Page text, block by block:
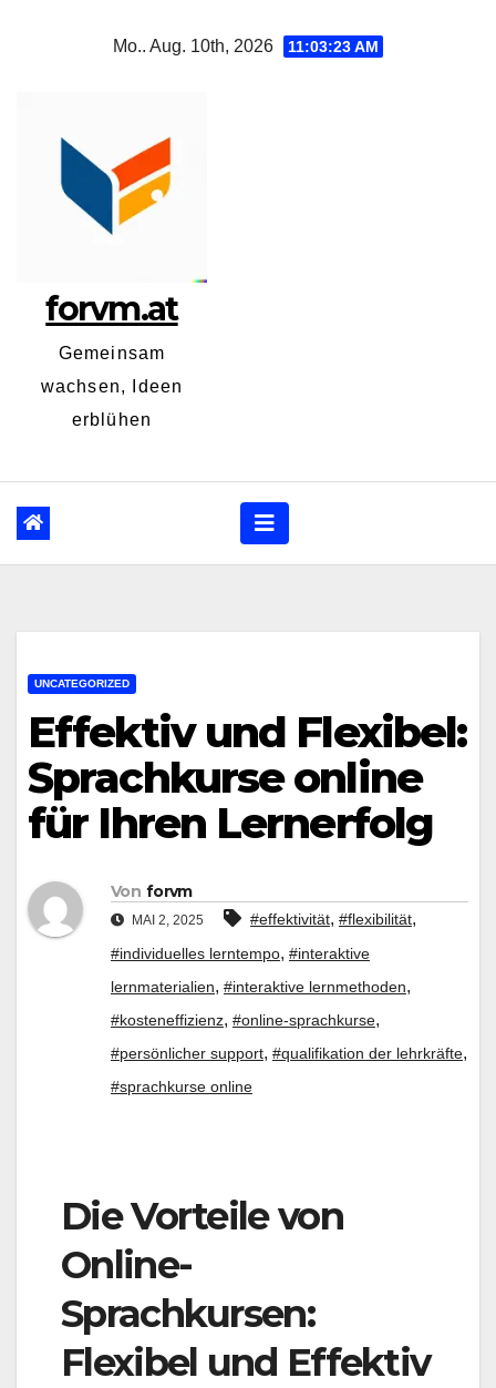
Mo.. Aug. 10th, 2026 11:03:24 AM
forvm.at
Gemeinsam
wachsen, Ideen
erblühen
UNCATEGORIZED
Effektiv und Flexibel:
Sprachkurse online
für Ihren Lernerfolg
Von forvm
MAI 2, 2025 #effektivität, #flexibilität,
#individuelles lerntempo, #interaktive
lernmaterialien, #interaktive lernmethoden,
#kosteneffizienz, #online-sprachkurse,
#persönlicher support, #qualifikation der lehrkräfte,
#sprachkurse online
Die Vorteile von
Online-
Sprachkursen:
Flexibel und Effektiv